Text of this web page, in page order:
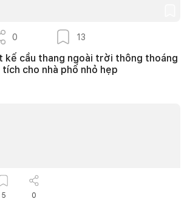
0 13
kế cầu thang ngoài trời thông thoáng
cho nhà phố nhỏ hẹp
5 0
Kết nối thiết kế, thi công